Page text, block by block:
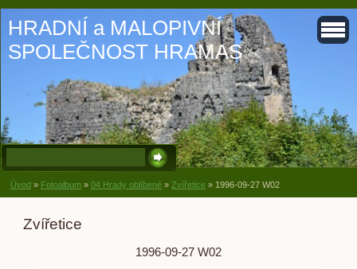
HRADNÍ a MALOPIVNÍ
SPOLEČNOST HRAMAS
Úvod » Fotoalbum » 04 Hrady oblíbené » Zvířetice » 1996-09-27 W02
Zvířetice
1996-09-27 W02